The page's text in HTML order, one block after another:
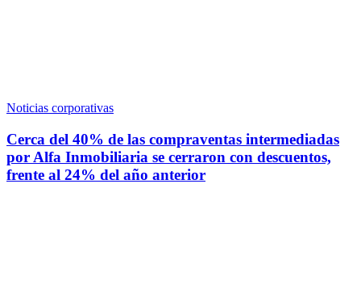
Noticias corporativas
Cerca del 40% de las compraventas intermediadas
por Alfa Inmobiliaria se cerraron con descuentos,
frente al 24% del año anterior